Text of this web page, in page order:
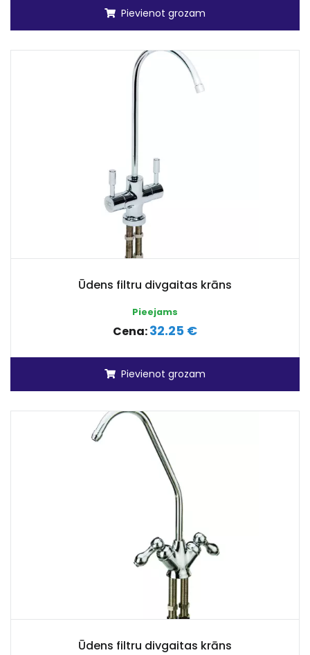
Pievienot grozam
Ūdens filtru divgaitas krāns
Pieejams
Cena:32.25 €
Pievienot grozam
Ūdens filtru divgaitas krāns